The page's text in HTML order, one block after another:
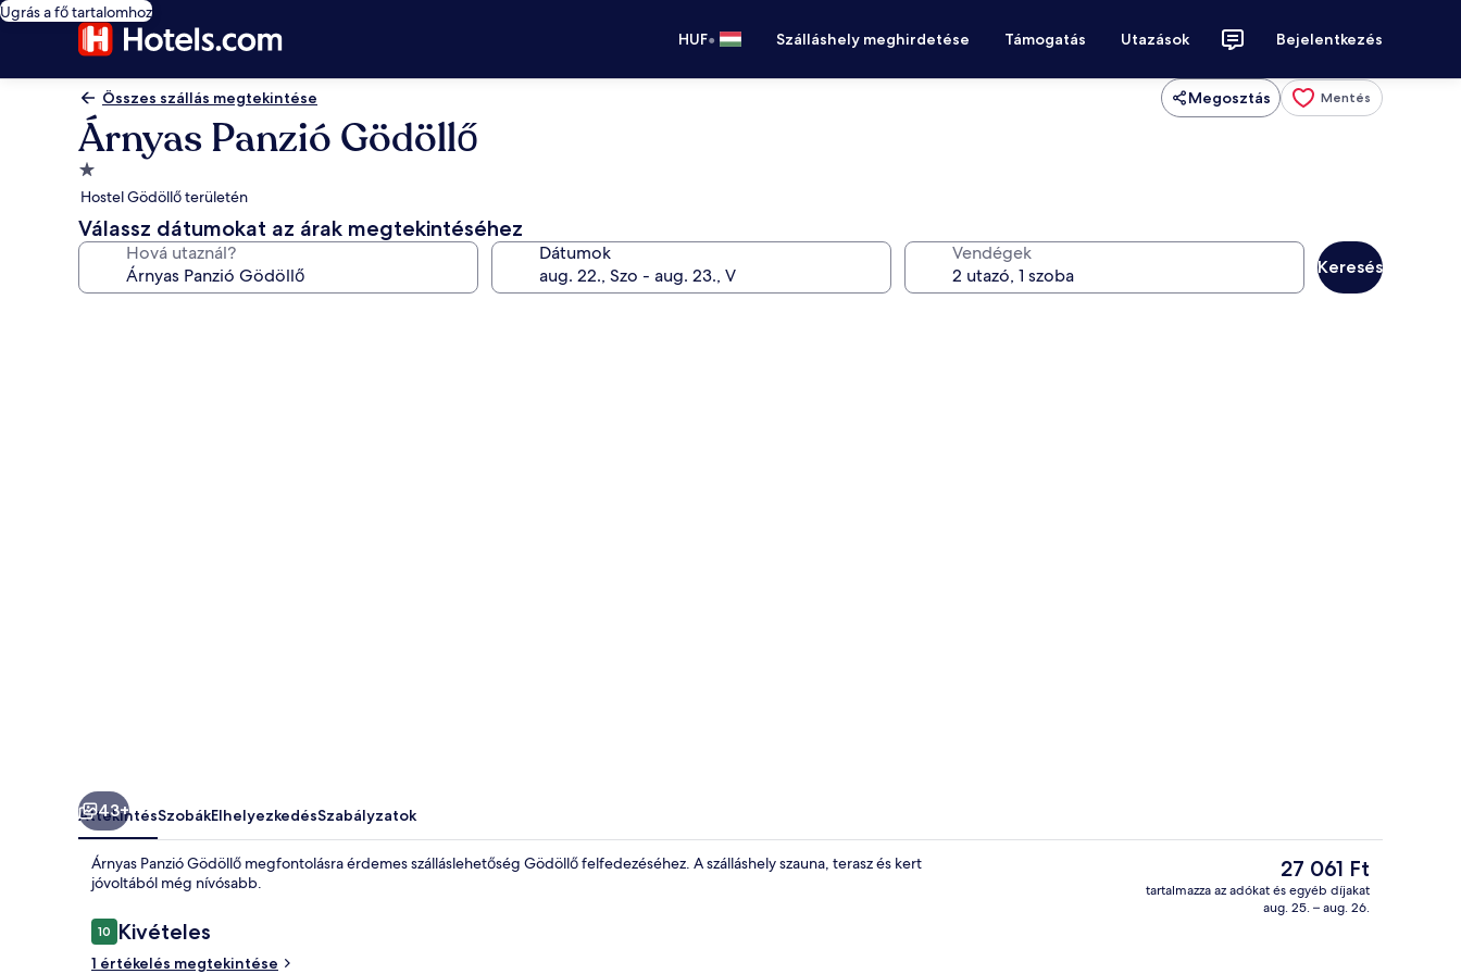
Ugrás a fő tartalomhoz
HUF• Szálláshely meghirdetése Támogatás Utazások Bejelentkezés
Összes szállás megtekintése Megosztás Mentés
Árnyas Panzió Gödöllő
1.0
csillagos
szálláshely
Hostel Gödöllő területén
Válassz dátumokat az árak megtekintéséhez
Hová utaznál? Dátumok Vendégek
Keresés
43+
ÁttekintésSzobákElhelyezkedésSzabályzatok
Árnyas Panzió Gödöllő megfontolásra érdemes szálláslehetőség Gödöllő felfedezéséhez. A szálláshely szauna, terasz és kert
jóvoltából még nívósabb.
Értékelések
1010 ennyiből: 10
Kivételes
1 értékelés megtekintése
A
jelenlegi
ár
27 061 Ft
tartalmazza az adókat és egyéb díjakat
aug. 25. – aug. 26.